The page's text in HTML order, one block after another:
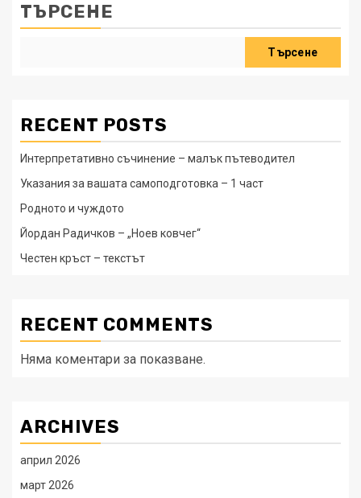
ТЪРСЕНЕ
Търсене
RECENT POSTS
Интерпретативно съчинение – малък пътеводител
Указания за вашата самоподготовка – 1 част
Родното и чуждото
Йордан Радичков – „Ноев ковчег“
Честен кръст – текстът
RECENT COMMENTS
Няма коментари за показване.
ARCHIVES
април 2026
март 2026